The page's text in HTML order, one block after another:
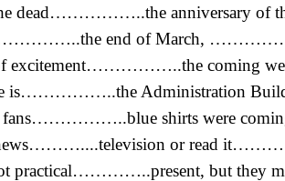
dead……………..the anniversary of
end of March,
excitement……………..the coming
is……………..the Administration
fans……………..blue shirts were
news………....television or read
practical…………..present, but